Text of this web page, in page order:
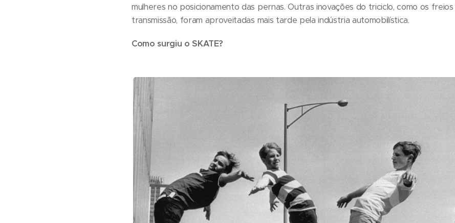
mulheres no posicionamento das pernas. Outras inovações do triciclo, como os
transmissão, foram aproveitadas mais tarde pela indústria automobilística.
Como surgiu o SKATE?